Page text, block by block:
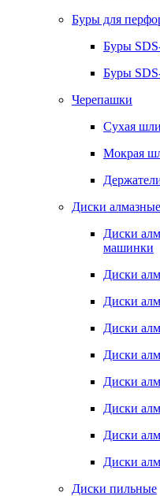
Буры для
Буры
Буры
Черепашки
Сухая
Мокрая
Диски алмазные
Диски
машинки
Диски
Диски
Диски
Диски
Диски
Диски
Диски
Диски
Диски пильные